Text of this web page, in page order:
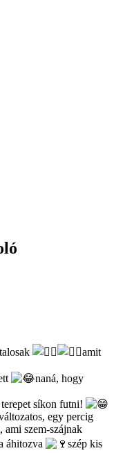
amit
naná, hogy
síkon futni!
egy percig
ami szem-szájnak
áhitozva
szép kis